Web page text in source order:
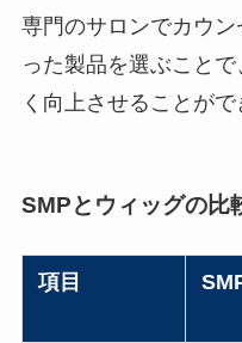
専門のサロンでカウ
った製品を選ぶこと
く向上させることがで
SMPとウィッグの比
項目